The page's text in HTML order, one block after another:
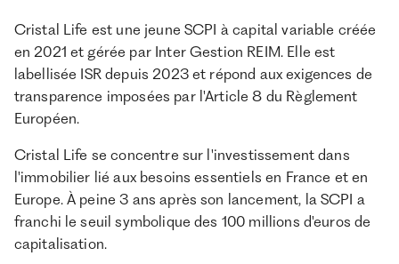
Cristal Life est une jeune SCPI à capital variable créée
en 2021 et gérée par Inter Gestion REIM. Elle est
labellisée ISR depuis 2023 et répond aux exigences de
transparence imposées par l'Article 8 du Règlement
Européen.
Cristal Life se concentre sur l'investissement dans
l'immobilier lié aux besoins essentiels en France et en
Europe. À peine 3 ans après son lancement, la SCPI a
franchi le seuil symbolique des 100 millions d'euros de
capitalisation.